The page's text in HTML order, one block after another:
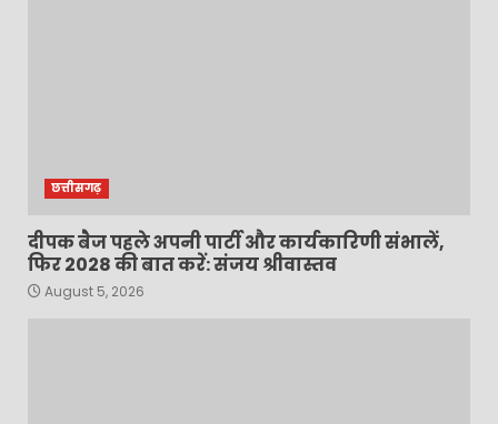
छत्तीसगढ़
दीपक बैज पहले अपनी पार्टी और कार्यकारिणी संभालें,
फिर 2028 की बात करें: संजय श्रीवास्तव
August 5, 2026